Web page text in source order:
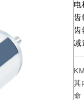
电
齿
齿
减
其
命